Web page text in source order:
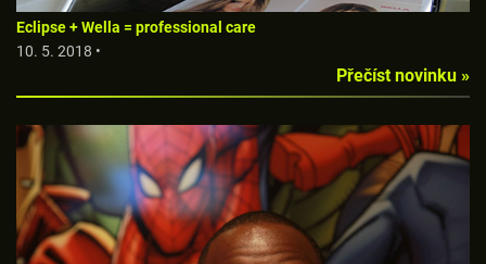
Eclipse + Wella = professional care
10. 5. 2018 •
Přečíst novinku »